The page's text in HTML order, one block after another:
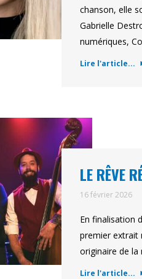
chanson, elle
Gabrielle
numériques,
Lire l'article...
LE RÊVE
16 février 2026
En finalisation
premier extrait
originaire de la
Lire l'article...